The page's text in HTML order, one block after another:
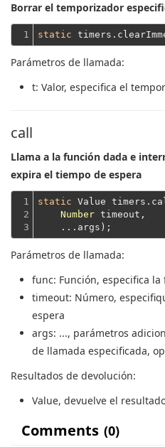
Borrar el temporizador
1 static
Parámetros de llamada:
t: Valor, especifica el
call
Llama a la función dada e
expira el tiempo de espera
1
2
3
static Value
Number timeout,
    ...args);
Parámetros de llamada:
func: Función, especifica
timeout: Número,
espera
args: ..., parámetros
de llamada especificada,
Resultados de devolución:
Value, devuelve el